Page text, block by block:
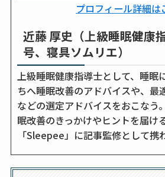
プロフィール詳細は
近藤 厚史（上級睡眠健康
号、寝具ソムリエ）
上級睡眠健康指導士として、睡眠
ちへ睡眠改善のアドバイスや、最
などの選定アドバイスをおこなう
眠改善のきっかけやヒントを届け
「Sleepee」に記事監修として携